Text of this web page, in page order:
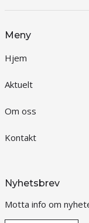
Meny
Hjem
Aktuelt
Om oss
Kontakt
Nyhetsbrev
Motta info om